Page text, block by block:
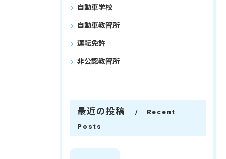
自動車学校
自動車教習所
運転免許
非公認教習所
最近の投稿
Recent
Posts